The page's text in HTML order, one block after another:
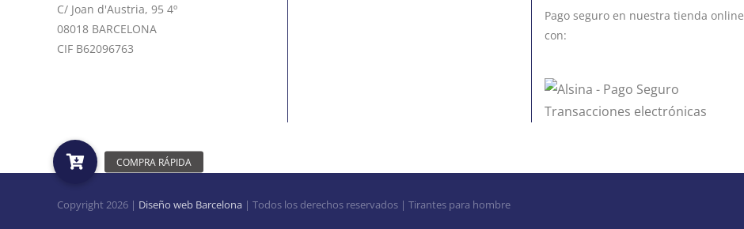
C/ Joan d'Austria, 95 4º
08018 BARCELONA
CIF B62096763
Pago seguro en nuestra tienda online
con:
Copyright 2026 | Diseño web Barcelona | Todos los derechos reservados | Tirantes para hombre